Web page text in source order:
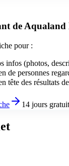
deAqualand
pour :
infos (photos,
de personnes
tête des résultats
14 jours